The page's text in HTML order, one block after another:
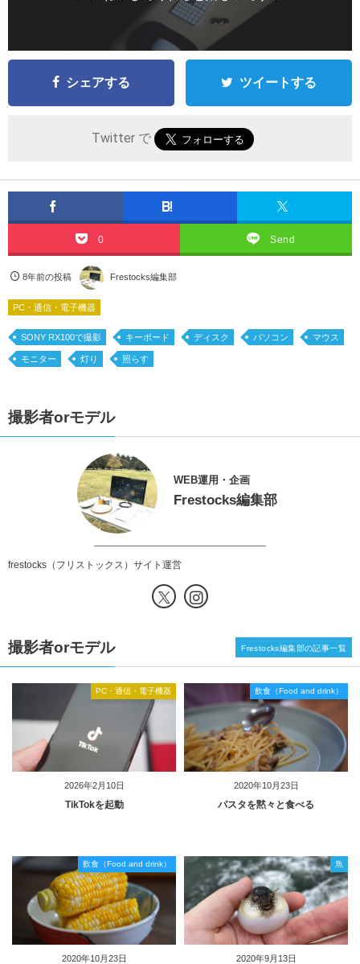
シェアする ツイートする
Twitter で
0 Send
8年前の投稿 Frestocks編集部
PC・通信・電子機器
SONY RX100で撮影 キーボード ディスク パソコン マウス
モニター 灯り 照らす
撮影者orモデル
WEB運用・企画
Frestocks編集部
frestocks（フリストックス）サイト運営
撮影者orモデル
2026年2月10日
PC・通信・電子機器
TikTokを起動
2020年10月23日
飲食（Food and drink）
パスタを黙々と食べる
2020年10月23日
飲食（Food and drink）
2020年9月13日
魚
Frestocks編集部の記事一覧